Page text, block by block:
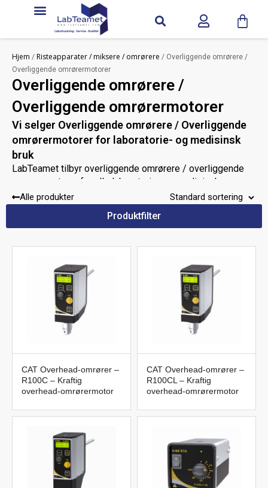
Hjem / Risteapparater / miksere / omrørere / Overliggende omrørere /
Overliggende omrørermotorer
Overliggende omrørere /
Overliggende omrørermotorer
Vi selger Overliggende omrørere / Overliggende
omrørermotorer for laboratorie- og medisinsk
bruk
LabTeamet tilbyr overliggende omrørere / overliggende
omrørermotorer for alle laboratorie- og medisinske
applikasjoner med pålitelighet og brukervennlighet i
å dekke alle dine behov, fra budsjettmodeller til mer
vi deg med å finne den rette blant overliggende omrørere /
overliggende omrørermotorer.
Trenger du hjelp til å finne veien blant Overliggende
omrørere / Overliggende omrørermotorer?
Kontakt oss på 042-300 91 30 eller
Alle produkter
Produktfilter
CAT Overhead-omrører –
R100C – Kraftig
overhead-omrørermotor
CAT Overhead-omrører –
R100CL – Kraftig
overhead-omrørermotor